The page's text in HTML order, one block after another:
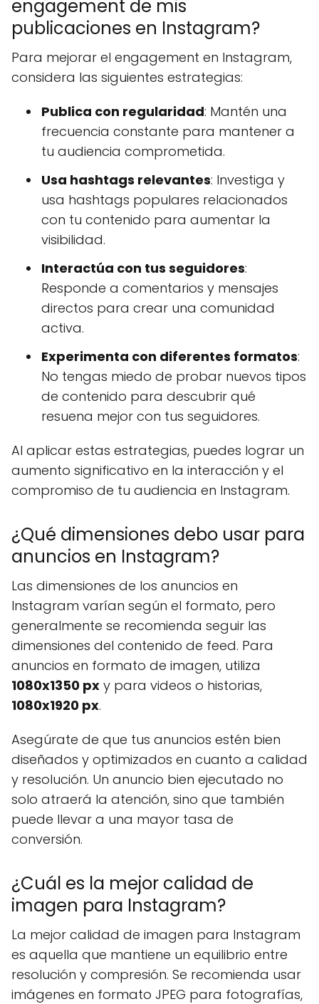
engagement de mis
publicaciones en Instagram?
Para mejorar el engagement en Instagram,
considera las siguientes estrategias:
Publica con regularidad: Mantén una
frecuencia constante para mantener a
tu audiencia comprometida.
Usa hashtags relevantes: Investiga y
usa hashtags populares relacionados
con tu contenido para aumentar la
visibilidad.
Interactúa con tus seguidores:
Responde a comentarios y mensajes
directos para crear una comunidad
activa.
Experimenta con diferentes formatos:
No tengas miedo de probar nuevos tipos
de contenido para descubrir qué
resuena mejor con tus seguidores.
Al aplicar estas estrategias, puedes lograr un
aumento significativo en la interacción y el
compromiso de tu audiencia en Instagram.
¿Qué dimensiones debo usar para
anuncios en Instagram?
Las dimensiones de los anuncios en
Instagram varían según el formato, pero
generalmente se recomienda seguir las
dimensiones del contenido de feed. Para
anuncios en formato de imagen, utiliza
1080x1350 px y para videos o historias,
1080x1920 px.
Asegúrate de que tus anuncios estén bien
diseñados y optimizados en cuanto a calidad
y resolución. Un anuncio bien ejecutado no
solo atraerá la atención, sino que también
puede llevar a una mayor tasa de
conversión.
¿Cuál es la mejor calidad de
imagen para Instagram?
La mejor calidad de imagen para Instagram
es aquella que mantiene un equilibrio entre
resolución y compresión. Se recomienda usar
imágenes en formato JPEG para fotografías,